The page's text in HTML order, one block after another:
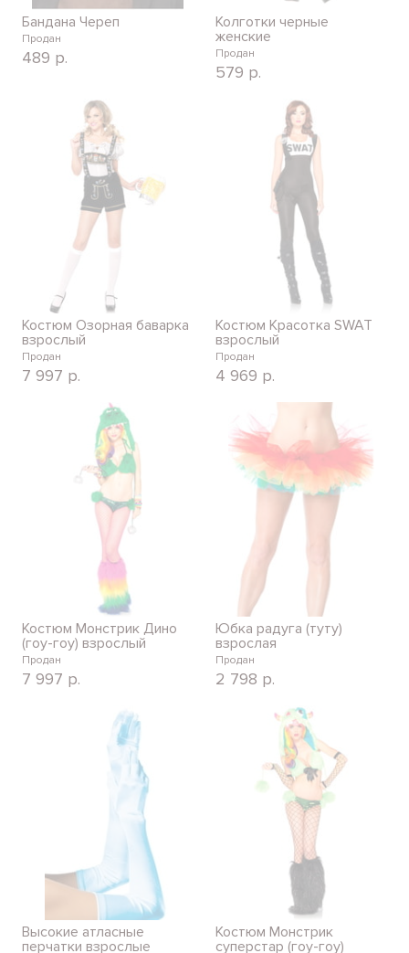
Бандана Череп
Продан
489 р.
Колготки черные
женские
Продан
579 р.
Костюм Озорная баварка
взрослый
Продан
7 997 р.
Костюм Красотка SWAT
взрослый
Продан
4 969 р.
Костюм Монстрик Дино
(гоу-гоу) взрослый
Продан
7 997 р.
Юбка радуга (туту)
взрослая
Продан
2 798 р.
Высокие атласные
перчатки взрослые
Костюм Монстрик
суперстар (гоу-гоу)